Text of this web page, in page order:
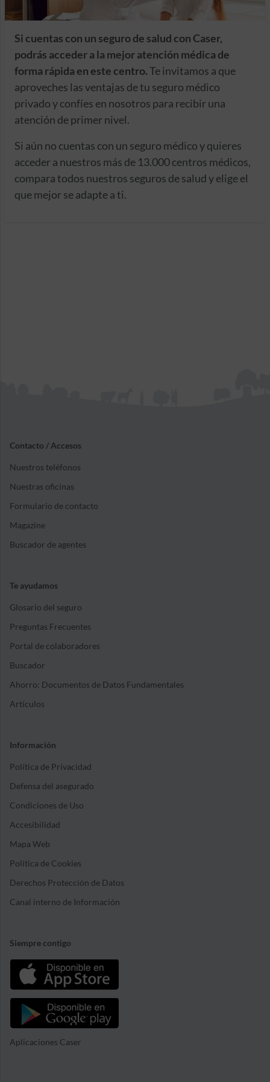
Si cuentas con un seguro de salud con Caser,
podrás acceder a la mejor atención médica de
forma rápida en este centro.Te invitamos a que
aproveches las ventajas de tu seguro médico
privado y confíes en nosotros para recibir una
atención de primer nivel.
Si aún no cuentas con un seguro médico y quieres
acceder a nuestros más de 13.000 centros médicos,
compara todos nuestros seguros de salud y elige el
que mejor se adapte a ti.
Contacto / Accesos
Nuestros teléfonos
Nuestras oficinas
Formulario de contacto
Magazine
Buscador de agentes
Te ayudamos
Glosario del seguro
Preguntas Frecuentes
Portal de colaboradores
Buscador
Ahorro: Documentos de Datos Fundamentales
Artículos
Información
Política de Privacidad
Defensa del asegurado
Condiciones de Uso
Accesibilidad
Mapa Web
Política de Cookies
Derechos Protección de Datos
Canal interno de Información
Siempre contigo
Aplicaciones Caser